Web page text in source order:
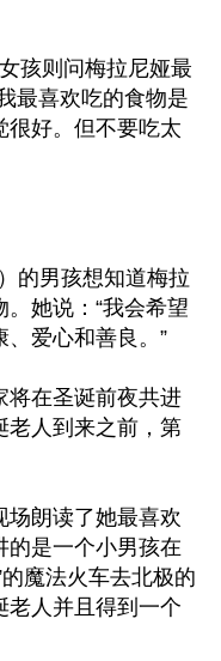
孩则问梅拉尼娅最
最喜欢吃的食物是
很好。但不要吃太
的男孩想知道梅拉
她说：“我会希望
爱心和善良。”
将在圣诞前夜共进
老人到来之前，第
场朗读了她最喜欢
的是一个小男孩在
魔法火车去北极的
老人并且得到一个